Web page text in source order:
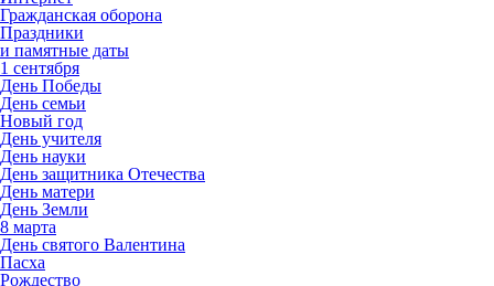
Гражданская оборона
Праздники
и памятные даты
1 сентября
День Победы
День семьи
Новый год
День учителя
День науки
День защитника Отечества
День матери
День Земли
8 марта
День святого Валентина
Пасха
Рождество